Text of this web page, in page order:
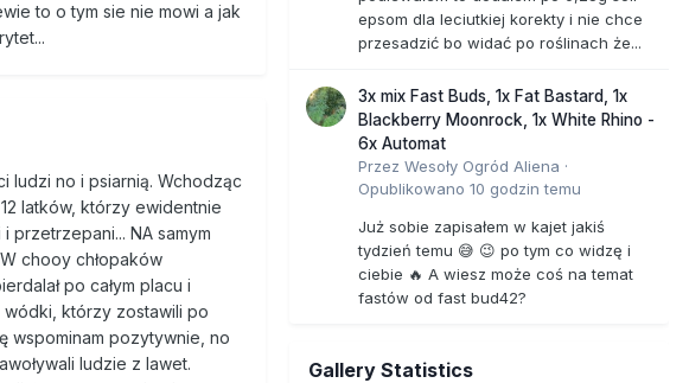
to o tym sie nie mowi a jak
ludzi no i psiarnią. Wchodząc
latków, którzy ewidentnie
przetrzepani... NA samym
chooy chłopaków
po całym placu i
wódki, którzy zostawili po
wspominam pozytywnie, no
ludzie z lawet.
epsom dla leciutkiej korekty i nie chce
przesadzić bo widać po roślinach że...
3x mix Fast Buds, 1x Fat Bastard, 1x
Blackberry Moonrock, 1x White Rhino -
6x Automat
Przez Wesoły Ogród Aliena ·
Opublikowano 10 godzin temu
Już sobie zapisałem w kajet jakiś
tydzień temu 😅 😉 po tym co widzę i
ciebie 🔥 A wiesz może coś na temat
fastów od fast bud42?
Gallery Statistics